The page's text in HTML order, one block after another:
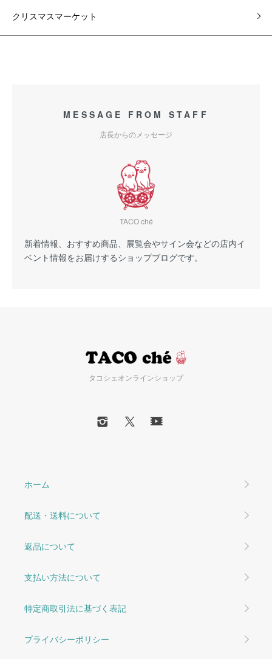
クリスマスマーケット
MESSAGE FROM STAFF
店長からのメッセージ
TACO ché
新着情報、おすすめ商品、展覧会やサイン会などの店内イ
ベント情報をお届けするショップブログです。
タコシェオンラインショップ
ホーム
配送・送料について
返品について
支払い方法について
特定商取引法に基づく表記
プライバシーポリシー